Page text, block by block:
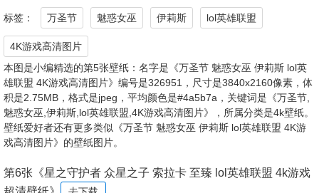
标签： 万圣节 魅惑女巫 伊莉斯 lol英雄联盟
4K游戏高清图片
本图是小编精选的第5张壁纸：名字是《万圣节 魅惑女巫 伊莉斯 lol英
雄联盟 4K游戏高清图片》编号是326951，尺寸是3840x2160像素，体
积是2.75MB，格式是jpeg，平均颜色是#4a5b7a，关键词是《万圣节,
魅惑女巫,伊莉斯,lol英雄联盟,4K游戏高清图片》，所属分类是4k壁纸。
壁纸爱好者还有更多类似《万圣节 魅惑女巫 伊莉斯 lol英雄联盟 4K游
戏高清图片》的壁纸图片。
第6张《星之守护者 众星之子 索拉卡 至臻 lol英雄联盟 4k游戏